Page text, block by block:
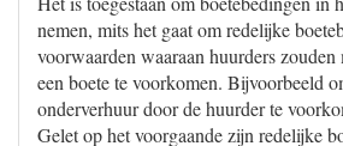
nemen, mits het gaat om redelijke
voorwaarden waaraan huurders
een boete te voorkomen. Bijvoorbeeld
onderverhuur door de huurder te
Gelet op het voorgaande zijn redelijke